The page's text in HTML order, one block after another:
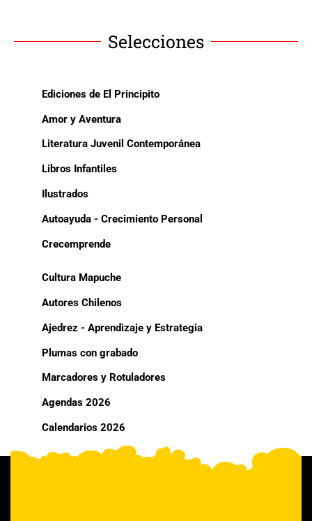
Selecciones
Ediciones de El Principito
Amor y Aventura
Literatura Juvenil Contemporánea
Libros Infantiles
Ilustrados
Autoayuda - Crecimiento Personal
Crecemprende
Cultura Mapuche
Autores Chilenos
Ajedrez - Aprendizaje y Estrategia
Plumas con grabado
Marcadores y Rotuladores
Agendas 2026
Calendarios 2026